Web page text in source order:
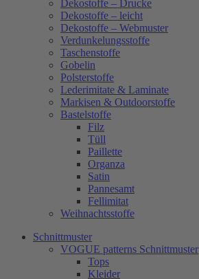
Dekostoffe – Drucke
Dekostoffe – leicht
Dekostoffe – Webmuster
Verdunkelungsstoffe
Taschenstoffe
Gobelin
Polsterstoffe
Lederimitate & Laminate
Markisen & Outdoorstoffe
Bastelstoffe
Filz
Tüll
Paillette
Organza
Satin
Pannesamt
Fellimitat
Weihnachtsstoffe
Schnittmuster
VOGUE patterns Schnittmuster
Tops
Kleider